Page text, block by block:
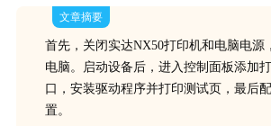
文章摘要
首先，关闭实达NX50打印机和电脑电源
电脑。启动设备后，进入控制面板添加
口，安装驱动程序并打印测试页，最后
置。